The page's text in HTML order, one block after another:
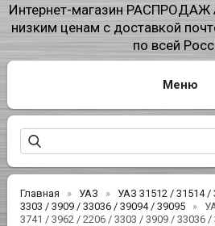
Интернет-магазин
низким ценам с доставкой
по всей
Главная УАЗ
УАЗ 31512 / 31514 /
3303 / 3909 / 33036 / 39094 / 39095
3741 / 3962 / 2206 / 3303 / 3909 / 33036 /